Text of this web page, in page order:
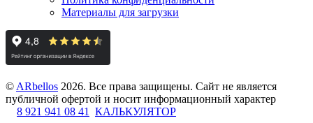
Материалы для загрузки
©ARbellos 2026. Все права защищены. Сайт не является
публичной офертой и носит информационный характер
8 921 941 08 41 КАЛЬКУЛЯТОР